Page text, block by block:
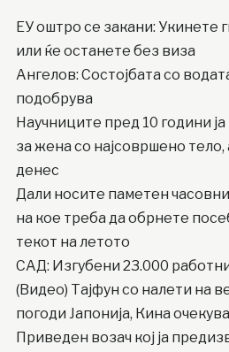
ЕУ оштро се закани: Укинете
или ќе останете без виза
Ангелов: Состојбата со
подобрува
Научниците пред 10 години
за жена со најсовршено тело,
денес
Дали носите паметен
на кое треба да обрнете
текот на летото
САД: Изгубени 23.000
(Видео) Тајфун со налети на
погоди Јапонија, Кина
Приведен возач кој ја